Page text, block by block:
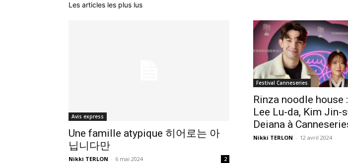
Les articles les plus lus
Avis express
Une famille atypique 히어로는 아
닙니다만
Nikki TERLON - 6 mai 2024 2
Festival Canneseries
Rinza noodle house
Lee Lu-da, Kim Jin-
Deiana à
Nikki TERLON - 12 avril 2024